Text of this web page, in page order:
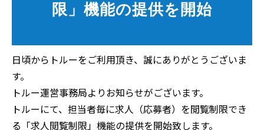
料金・プラン
セミナー一覧
よくあるご質問
採用ノウハウ
限」機能の提供を開始
日頃からトルーをご利用頂き、誠にありがとうございま
す。
トルー運営事務局よりお知らせがございます。
トルーにて、担当者毎に求人（応募者）を閲覧制限でき
る「求人閲覧制限」機能の提供を開始致します。